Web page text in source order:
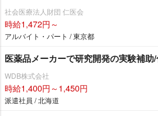
社会医療法人財団 仁医会
時給1,472円～
アルバイト・パート / 東京都
医薬品メーカーで研究開発の実験補助
WDB株式会社
時給1,400円～1,450円
派遣社員 / 北海道